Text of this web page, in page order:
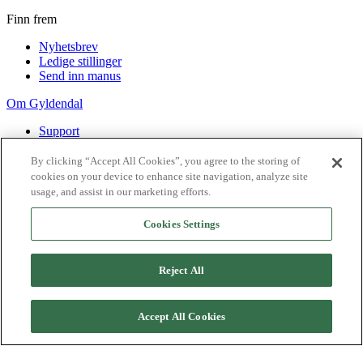
Finn frem
Nyhetsbrev
Ledige stillinger
Send inn manus
Om Gyldendal
Support
Agency
2026Gyldendal
Personvernerklæringer
Informasjonskapsler
By clicking “Accept All Cookies”, you agree to the storing of
cookies on your device to enhance site navigation, analyze site
usage, and assist in our marketing efforts.
Cookies Settings
Reject All
Accept All Cookies